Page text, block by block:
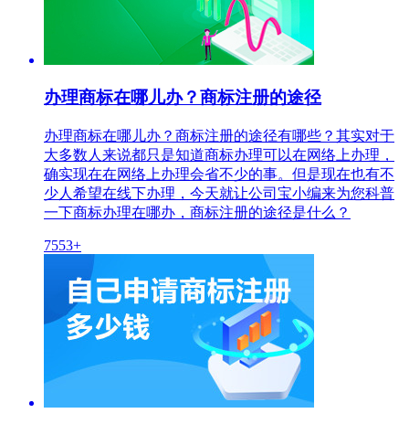
办理商标在哪儿办？商标注册的途径
办理商标在哪儿办？商标注册的途径有哪些？其实对于
大多数人来说都只是知道商标办理可以在网络上办理，
确实现在在网络上办理会省不少的事。但是现在也有不
少人希望在线下办理，今天就让公司宝小编来为您科普
一下商标办理在哪办，商标注册的途径是什么？
7553+